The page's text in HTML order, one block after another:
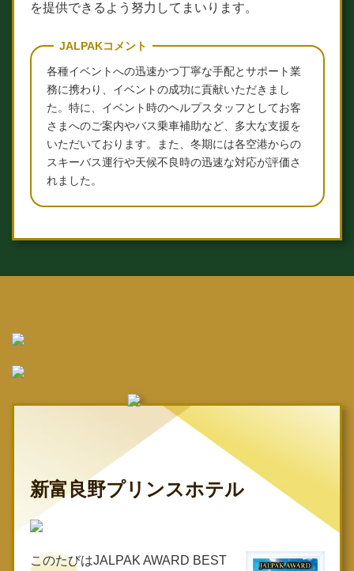
を提供できるよう努力してまいります。
JALPAKコメント
各種イベントへの迅速かつ丁寧な手配とサポート業
務に携わり、イベントの成功に貢献いただきまし
た。特に、イベント時のヘルプスタッフとしてお客
さまへのご案内やバス乗車補助など、多大な支援を
いただいております。また、冬期には各空港からの
スキーバス運行や天候不良時の迅速な対応が評価さ
れました。
新富良野プリンスホテル
このたびはJALPAK AWARD BEST